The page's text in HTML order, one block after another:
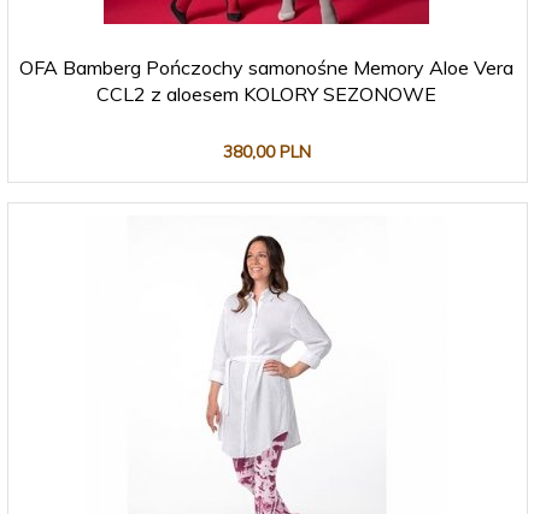
OFA Bamberg Pończochy samonośne Memory Aloe Vera
CCL2 z aloesem KOLORY SEZONOWE
380,00 PLN